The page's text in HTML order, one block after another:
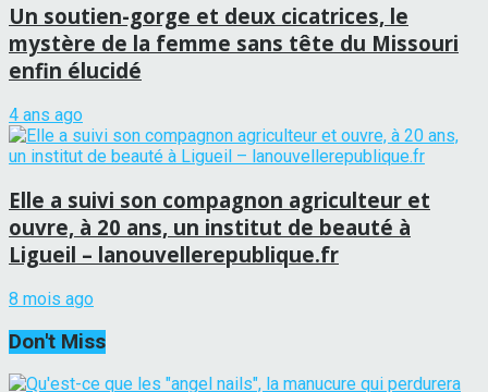
Un soutien-gorge et deux cicatrices, le
mystère de la femme sans tête du Missouri
enfin élucidé
4 ans ago
Elle a suivi son compagnon agriculteur et
ouvre, à 20 ans, un institut de beauté à
Ligueil – lanouvellerepublique.fr
8 mois ago
Don't Miss